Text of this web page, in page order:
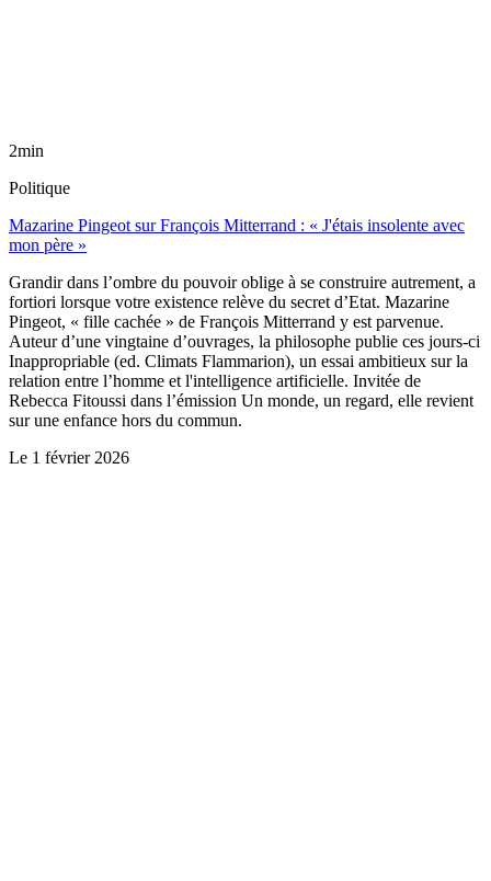
2min
Politique
Mazarine Pingeot sur François Mitterrand : « J'étais insolente avec
mon père »
Grandir dans l’ombre du pouvoir oblige à se construire autrement, a
fortiori lorsque votre existence relève du secret d’Etat. Mazarine
Pingeot, « fille cachée » de François Mitterrand y est parvenue.
Auteur d’une vingtaine d’ouvrages, la philosophe publie ces jours-ci
Inappropriable (ed. Climats Flammarion), un essai ambitieux sur la
relation entre l’homme et l'intelligence artificielle. Invitée de
Rebecca Fitoussi dans l’émission Un monde, un regard, elle revient
sur une enfance hors du commun.
Le 1 février 2026